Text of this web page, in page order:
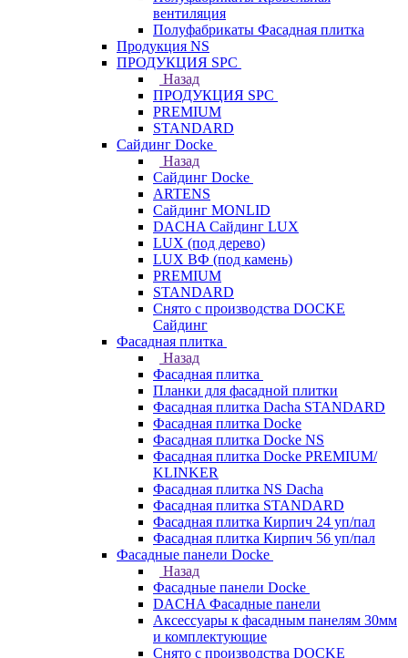
вентиляция
Полуфабрикаты Фасадная плитка
Продукция NS
ПРОДУКЦИЯ SPC
Назад
ПРОДУКЦИЯ SPC
PREMIUM
STANDARD
Сайдинг Docke
Назад
Сайдинг Docke
ARTENS
Cайдинг MONLID
DACHA Сайдинг LUX
LUX (под дерево)
LUX ВФ (под камень)
PREMIUM
STANDARD
Снято с производства DOCKE
Сайдинг
Фасадная плитка
Назад
Фасадная плитка
Планки для фасадной плитки
Фасадная плитка Dacha STANDARD
Фасадная плитка Docke
Фасадная плитка Docke NS
Фасадная плитка Docke PREMIUM/
KLINKER
Фасадная плитка NS Dacha
Фасадная плитка STANDARD
Фасадная плитка Кирпич 24 уп/пал
Фасадная плитка Кирпич 56 уп/пал
Фасадные панели Docke
Назад
Фасадные панели Docke
DACHA Фасадные панели
Аксессуары к фасадным панелям 30мм
и комплектующие
Снято с производства DOCKE